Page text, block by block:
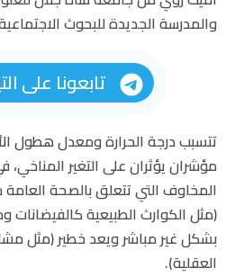
والمدرسة الجديدة للبحوث
تابعونا على
تتسبب درجة الحرارة ومعدل هطول
مؤشران يؤثران على التغير
المخاوف التي تتعلق بالصحة
(مثل الكوارث الطبيعية كالفيضانات
بشكل غير مباشر ويعد خطير (مثل
العقلية).